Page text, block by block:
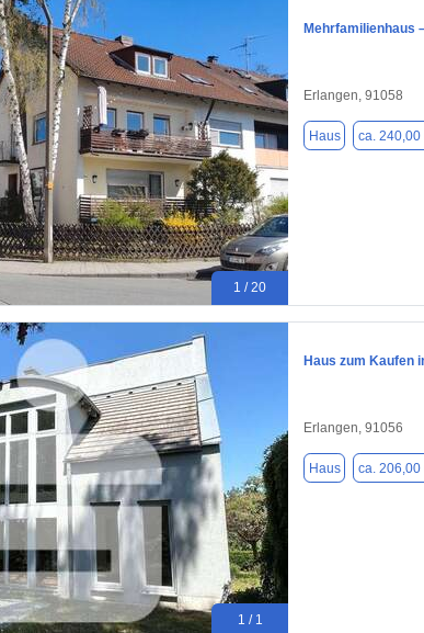
1 / 20
Mehrfamilienhaus
Erlangen, 91058
Haus ca. 240,00
1 / 1
Haus zum Kaufen
Erlangen, 91056
Haus ca. 206,00